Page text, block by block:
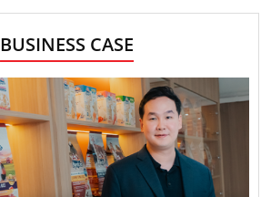
BUSINESS CASE